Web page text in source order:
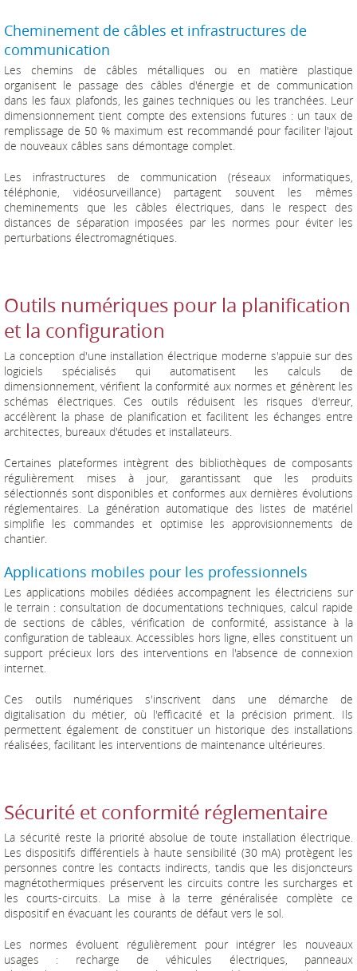
Cheminement de câbles et infrastructures de
communication
Les chemins de câbles métalliques ou en matière plastique
organisent le passage des câbles d'énergie et de communication
dans les faux plafonds, les gaines techniques ou les tranchées. Leur
dimensionnement tient compte des extensions futures : un taux de
remplissage de 50 % maximum est recommandé pour faciliter l'ajout
de nouveaux câbles sans démontage complet.
Les infrastructures de communication (réseaux informatiques,
téléphonie, vidéosurveillance) partagent souvent les mêmes
cheminements que les câbles électriques, dans le respect des
distances de séparation imposées par les normes pour éviter les
perturbations électromagnétiques.
Outils numériques pour la planification
et la configuration
La conception d'une installation électrique moderne s'appuie sur des
logiciels spécialisés qui automatisent les calculs de
dimensionnement, vérifient la conformité aux normes et génèrent les
schémas électriques. Ces outils réduisent les risques d'erreur,
accélèrent la phase de planification et facilitent les échanges entre
architectes, bureaux d'études et installateurs.
Certaines plateformes intègrent des bibliothèques de composants
régulièrement mises à jour, garantissant que les produits
sélectionnés sont disponibles et conformes aux dernières évolutions
réglementaires. La génération automatique des listes de matériel
simplifie les commandes et optimise les approvisionnements de
chantier.
Applications mobiles pour les professionnels
Les applications mobiles dédiées accompagnent les électriciens sur
le terrain : consultation de documentations techniques, calcul rapide
de sections de câbles, vérification de conformité, assistance à la
configuration de tableaux. Accessibles hors ligne, elles constituent un
support précieux lors des interventions en l'absence de connexion
internet.
Ces outils numériques s'inscrivent dans une démarche de
digitalisation du métier, où l'efficacité et la précision priment. Ils
permettent également de constituer un historique des installations
réalisées, facilitant les interventions de maintenance ultérieures.
Sécurité et conformité réglementaire
La sécurité reste la priorité absolue de toute installation électrique.
Les dispositifs différentiels à haute sensibilité (30 mA) protègent les
personnes contre les contacts indirects, tandis que les disjoncteurs
magnétothermiques préservent les circuits contre les surcharges et
les courts-circuits. La mise à la terre généralisée complète ce
dispositif en évacuant les courants de défaut vers le sol.
Les normes évoluent régulièrement pour intégrer les nouveaux
usages : recharge de véhicules électriques, panneaux